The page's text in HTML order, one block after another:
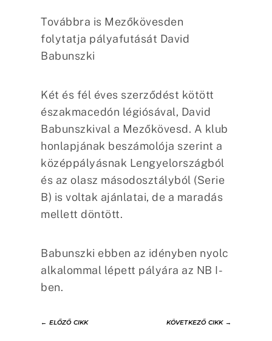
Továbbra is Mezőkövesden
folytatja pályafutását David
Babunszki
Két és fél éves szerződést kötött
északmacedón légiósával, David
Babunszkival a Mezőkövesd. A klub
honlapjának beszámolója szerint a
középpályásnak Lengyelországból
és az olasz másodosztályból (Serie
B) is voltak ajánlatai, de a maradás
mellett döntött.
Babunszki ebben az idényben nyolc
alkalommal lépett pályára az NB I-
ben.
← ELŐZŐ CIKK KÖVETKEZŐ CIKK→